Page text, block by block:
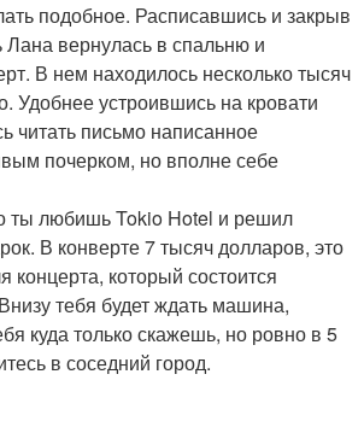
подобное. Расписавшись и закрыв
Лана вернулась в спальню и
В нем находилось несколько тысяч
Удобнее устроившись на кровати
читать письмо написанное
почерком, но вполне себе
ты любишь Tokio Hotel и решил
В конверте 7 тысяч долларов, это
концерта, который состоится
тебя будет ждать машина,
куда только скажешь, но ровно в 5
в соседний город.